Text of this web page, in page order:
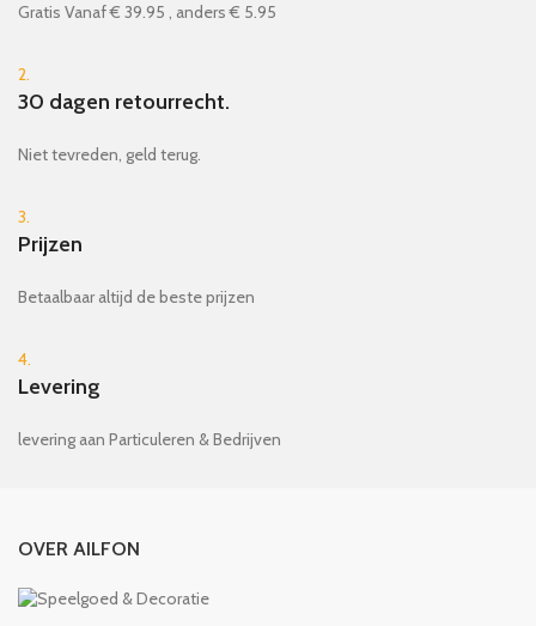
Gratis Vanaf € 39.95 , anders € 5.95
2.
30 dagen retourrecht.
Niet tevreden, geld terug.
3.
Prijzen
Betaalbaar altijd de beste prijzen
4.
Levering
levering aan Particuleren & Bedrijven
OVER AILFON